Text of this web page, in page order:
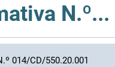
Circular Informativa N.º 014/CD/550.20.001 Data: 24/01/2018
014/CD/550.20.001